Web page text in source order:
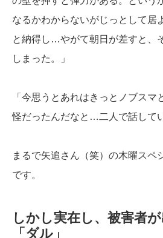
なるかわからないがじっとして居
と納得し…やがて朝日が差すと、
しまった。」
「今思うとあれはきっとノブスマ
怪だったんだなと…二人で話して
まるで矢追さん（笑）の木曜スペ
です。
しかし実在し、被害者
「ダル」